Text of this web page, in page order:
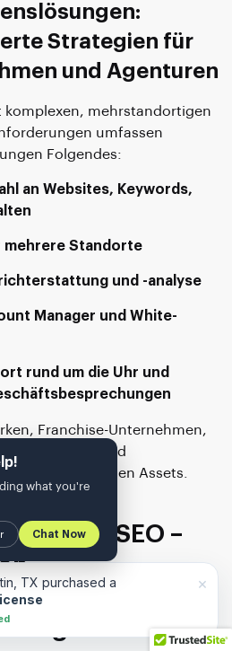
Strategien für
und Agenturen
komplexen, mehrstandortigen
umfassen
Folgendes:
an Websites, Keywords,
mehrere Standorte
und -analyse
Manager und White-
rund um die Uhr und
Franchise-Unternehmen,
und
digitalen Assets.
von SEO –
für
what you're
Chat Now
TX purchased a
×